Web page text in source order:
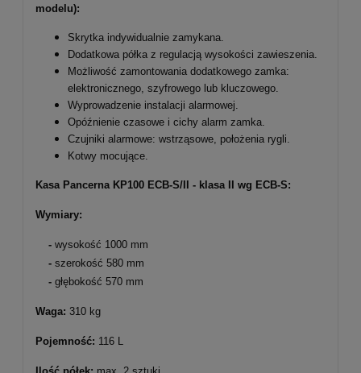
modelu):
Skrytka indywidualnie zamykana.
Dodatkowa półka z regulacją wysokości zawieszenia.
Możliwość zamontowania dodatkowego zamka:
elektronicznego, szyfrowego lub kluczowego.
Wyprowadzenie instalacji alarmowej.
Opóźnienie czasowe i cichy alarm zamka.
Czujniki alarmowe: wstrząsowe, położenia rygli.
Kotwy mocujące.
Kasa Pancerna KP100 ECB-S/II - klasa II wg ECB-S:
Wymiary:
- wysokość 1000 mm
- szerokość 580 mm
- głębokość 570 mm
Waga: 310 kg
Pojemność: 116 L